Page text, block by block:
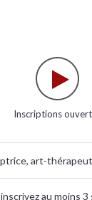
Inscriptions
art-
au moins